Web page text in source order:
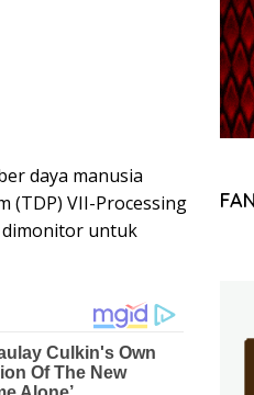
daya manusia
(TDP) VII-Processing
dimonitor untuk